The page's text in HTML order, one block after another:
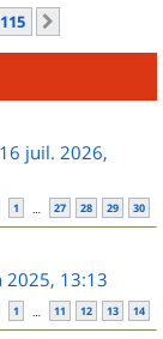
115
16 juil. 2026,
1 … 27 28 29 30
2025, 13:13
1 … 11 12 13 14